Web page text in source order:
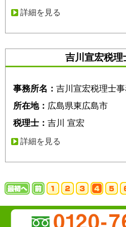
詳細を見る
吉川宣宏税理
事務所名： 吉川宣宏税理士
所在地： 広島県東広島市
税理士： 吉川 宣宏
詳細を見る